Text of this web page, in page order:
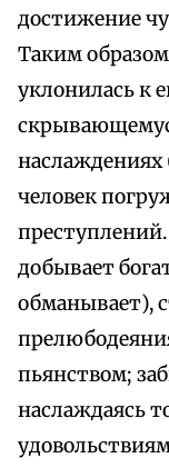
достижение
Таким
уклонилась к
наслаждениях
человек
добывает
обманывает),
пьянством;
наслаждаясь